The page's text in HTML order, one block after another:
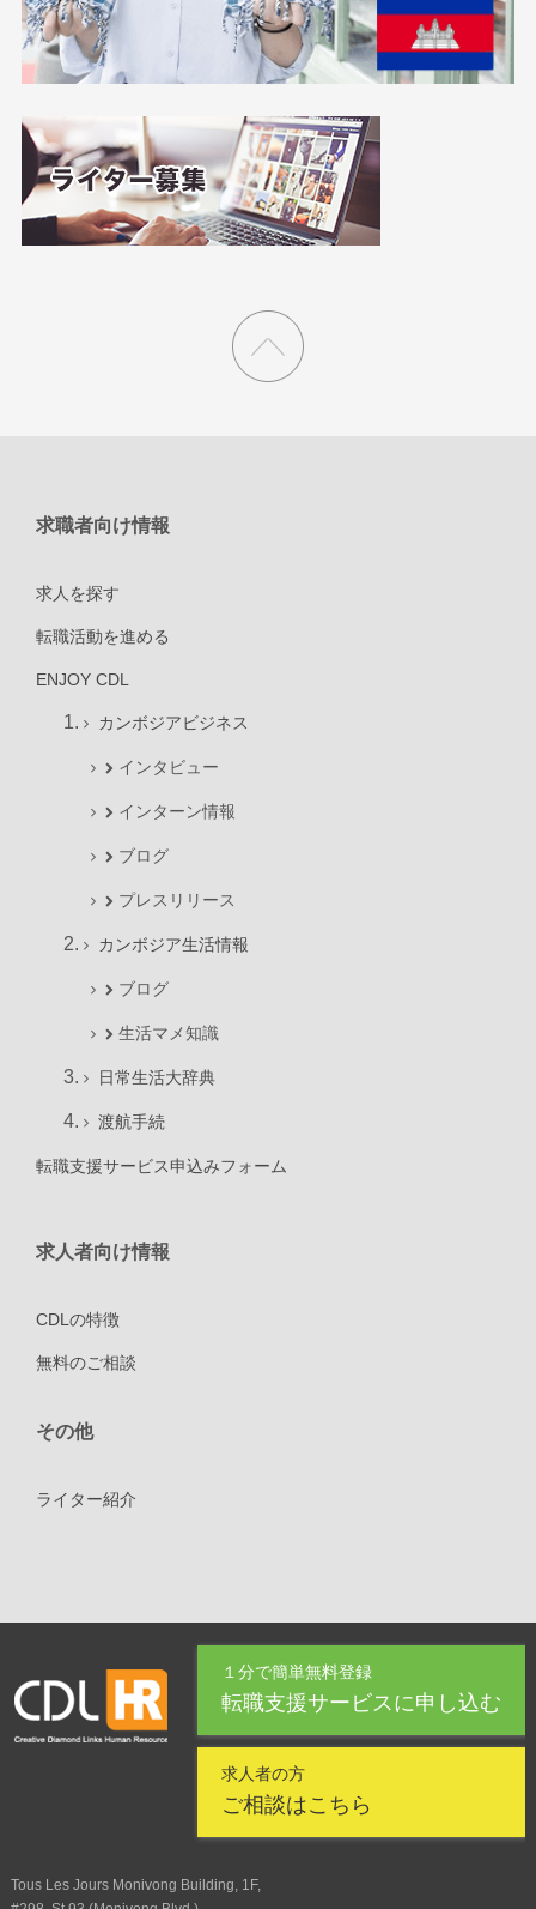
求職者向け情報
求人を探す
転職活動を進める
ENJOY CDL
カンボジアビジネス
インタビュー
インターン情報
ブログ
プレスリリース
カンボジア生活情報
ブログ
生活マメ知識
日常生活大辞典
渡航手続
転職支援サービス申込みフォーム
求人者向け情報
CDLの特徴
無料のご相談
その他
ライター紹介
１分で簡単無料登録
転職支援サービスに申し込む
求人者の方
ご相談はこちら
Tous Les Jours Monivong Building, 1F,